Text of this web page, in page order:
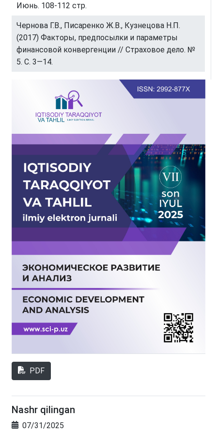
Июнь. 108-112 стр.
Чернова Г.В., Писаренко Ж.В., Кузнецова Н.П.
(2017) Факторы, предпосылки и параметры
финансовой конвергенции // Страховое дело. №
5. С. 3—14.
PDF
Nashr qilingan
07/31/2025